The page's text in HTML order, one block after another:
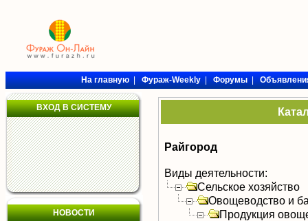
На главную|Фураж-Weekly|Форумы|
ВХОД В СИСТЕМУ
НОВОСТИ
Райгород
Виды деятельности:
Сельское хозяйство
Овощеводство и
Продукция